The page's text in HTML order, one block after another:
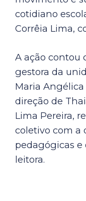
cotidiano
Corrêia Lima,
A ação contou
gestora da
Maria Angélica
direção de
Lima Pereira,
coletivo com a
pedagógicas
leitora.